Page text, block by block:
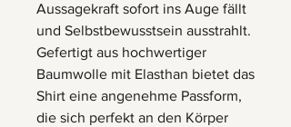
Aussagekraft sofort ins Auge fällt
und Selbstbewusstsein ausstrahlt.
Gefertigt aus hochwertiger
Baumwolle mit Elasthan bietet das
Shirt eine angenehme Passform,
die sich perfekt an den Körper